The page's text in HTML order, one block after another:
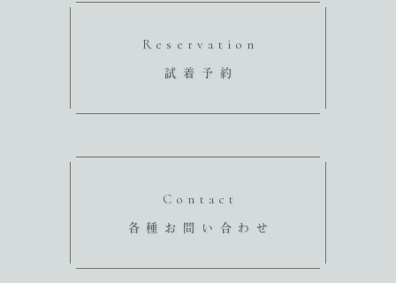
Reservation
試着予約
Contact
各種お問い合わせ